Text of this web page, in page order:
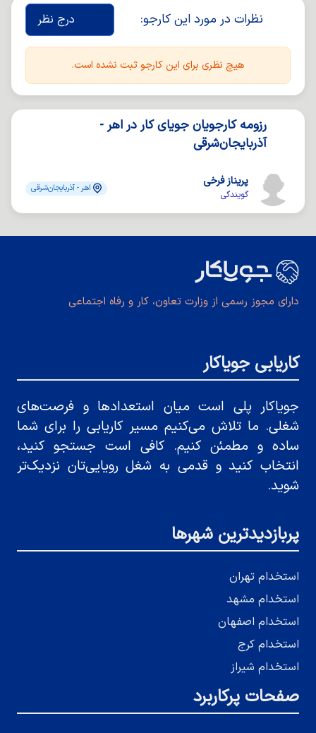
رزومه کارجویان جویای کار در اهر -
آذربایجان‌شرقی
پریناز فرخی
گویندگی
اهر - آذربایجان‌شرقی
نظرات در مورد این کارجو:
هیچ نظری برای این کارجو ثبت نشده است.
دارای مجوز رسمی از وزارت تعاون، کار و رفاه اجتماعی
کاریابی جویاکار
جویاکار پلی است میان استعدادها و فرصت‌های
شغلی. ما تلاش می‌کنیم مسیر کاریابی را برای شما
ساده و مطمئن کنیم. کافی است جستجو کنید،
انتخاب کنید و قدمی به شغل رویایی‌تان نزدیک‌تر
شوید.
پربازدیدترین شهرها
استخدام تهران
استخدام مشهد
استخدام اصفهان
استخدام کرج
استخدام شیراز
صفحات پرکاربرد